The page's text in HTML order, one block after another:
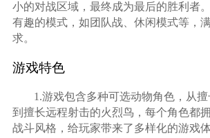
小的对战区域，最终成为最后的胜利者
有趣的模式，如团队战、休闲模式等，
求。
游戏特色
1.游戏包含多种可选动物角色，从
到擅长远程射击的火烈鸟，每个角色都
战斗风格，给玩家带来了多样化的游戏体